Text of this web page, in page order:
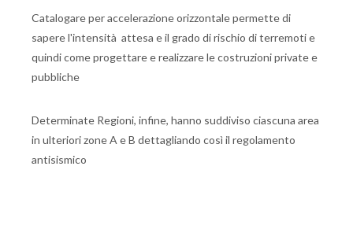
Catalogare per accelerazione orizzontale permette di
sapere l'intensità attesa e il grado di rischio di terremoti e
quindi come progettare e realizzare le costruzioni private e
pubbliche
Determinate Regioni, infine, hanno suddiviso ciascuna area
in ulteriori zone A e B dettagliando così il regolamento
antisismico